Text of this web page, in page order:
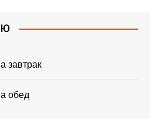
завтрак
обед